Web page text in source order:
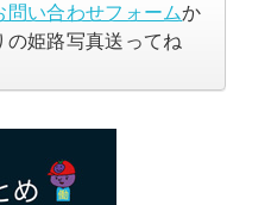
問い合わせフォームか
の姫路写真送ってね